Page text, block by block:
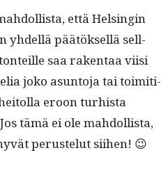
että Helsin­gin
yhdel­lä päätök­sel­lä sel­l­
saa rak­en­taa viisi
joko asun­to­ja tai toim­i­ti­
eroon turhista
tämä ei ole mah­dol­lista,
peruste­lut siihen! 😉